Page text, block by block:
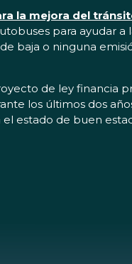
la mejora del
para ayudar
baja o ninguna
de ley financia
los últimos dos
el estado de buen